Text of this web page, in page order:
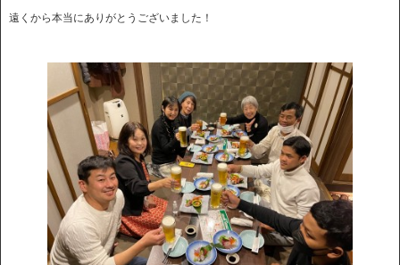
遠くから本当にありがとうございました！